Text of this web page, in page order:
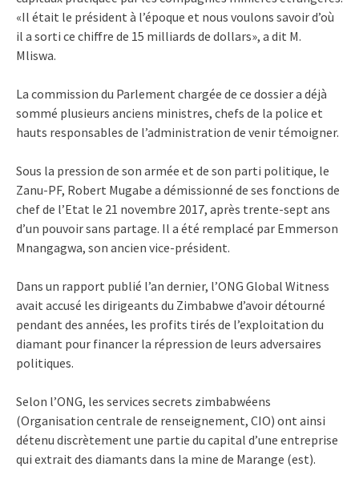
«Il était le président à l’époque et nous voulons savoir d’où
il a sorti ce chiffre de 15 milliards de dollars», a dit M.
Mliswa.
La commission du Parlement chargée de ce dossier a déjà
sommé plusieurs anciens ministres, chefs de la police et
hauts responsables de l’administration de venir témoigner.
Sous la pression de son armée et de son parti politique, le
Zanu-PF, Robert Mugabe a démissionné de ses fonctions de
chef de l’Etat le 21 novembre 2017, après trente-sept ans
d’un pouvoir sans partage. Il a été remplacé par Emmerson
Mnangagwa, son ancien vice-président.
Dans un rapport publié l’an dernier, l’ONG Global Witness
avait accusé les dirigeants du Zimbabwe d’avoir détourné
pendant des années, les profits tirés de l’exploitation du
diamant pour financer la répression de leurs adversaires
politiques.
Selon l’ONG, les services secrets zimbabwéens
(Organisation centrale de renseignement, CIO) ont ainsi
détenu discrètement une partie du capital d’une entreprise
qui extrait des diamants dans la mine de Marange (est).